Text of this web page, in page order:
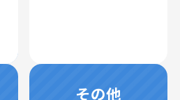
その他